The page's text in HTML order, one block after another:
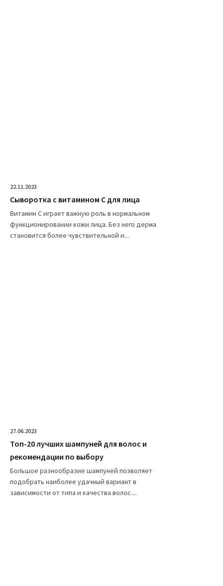
22.11.2023
Сыворотка с витамином C для лица
Витамин С играет важную роль в нормальном
функционировании кожи лица. Без него дерма
становится более чувствительной и...
27.06.2023
Топ-20 лучших шампуней для волос и
рекомендации по выбору
Большое разнообразие шампуней позволяет
подобрать наиболее удачный вариант в
зависимости от типа и качества волос....